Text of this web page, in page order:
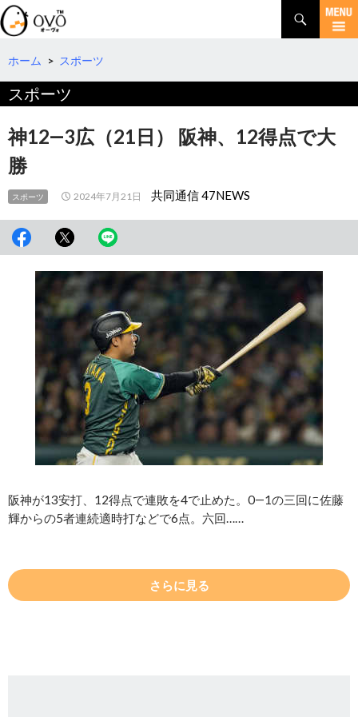
検
索
コ
テ
へ
動
ホーム > スポーツ
スポーツ
神12―3広（21日） 阪神、12得点で大
勝
スポーツ 2024年7月21日 共同通信 47NEWS
阪神が13安打、12得点で連敗を4で止めた。0―1の三回に佐藤
輝からの5者連続適時打などで6点。六回……
さらに見る